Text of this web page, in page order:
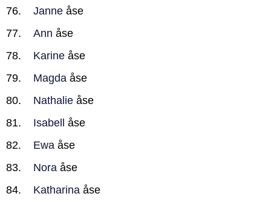
Janne åse
Ann åse
Karine åse
Magda åse
Nathalie åse
Isabell
åse
Ewa åse
Nora åse
Katharina åse